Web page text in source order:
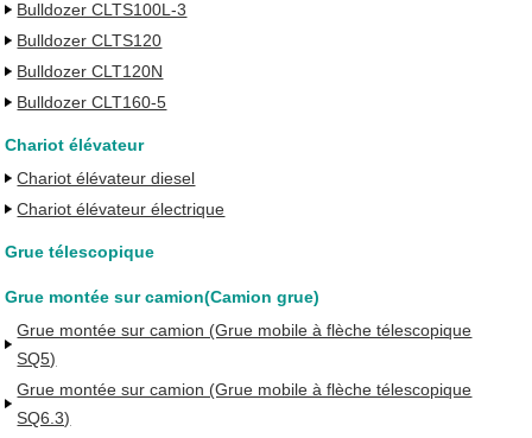
Bulldozer CLTS100L-3
Bulldozer CLTS120
Bulldozer CLT120N
Bulldozer CLT160-5
Chariot élévateur
Chariot élévateur diesel
Chariot élévateur électrique
Grue télescopique
Grue montée sur camion(Camion grue)
Grue montée sur camion (Grue mobile à flèche télescopique
SQ5)
Grue montée sur camion (Grue mobile à flèche télescopique
SQ6.3)